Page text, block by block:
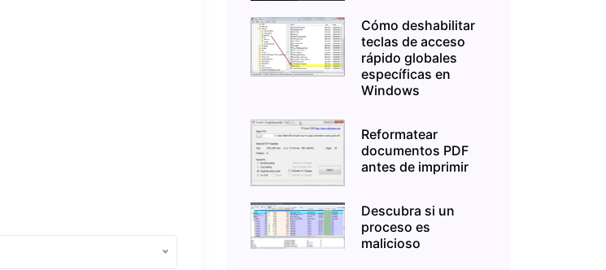
Cómo deshabilitar
teclas de acceso
rápido globales
específicas en
Windows
Reformatear
documentos PDF
antes de imprimir
Descubra si un
proceso es
malicioso